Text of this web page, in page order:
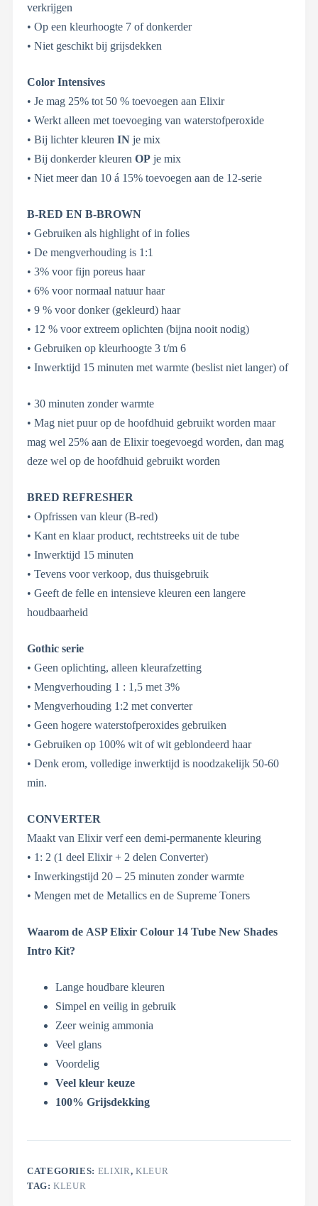
verkrijgen
• Op een kleurhoogte 7 of donkerder
• Niet geschikt bij grijsdekken
Color Intensives
• Je mag 25% tot 50 % toevoegen aan Elixir
• Werkt alleen met toevoeging van waterstofperoxide
• Bij lichter kleuren INje mix
• Bij donkerder kleuren OPje mix
• Niet meer dan 10 á 15% toevoegen aan de 12-serie
B-RED EN B-BROWN
• Gebruiken als highlight of in folies
• De mengverhouding is 1:1
• 3% voor fijn poreus haar
• 6% voor normaal natuur haar
• 9 % voor donker (gekleurd) haar
• 12 % voor extreem oplichten (bijna nooit nodig)
• Gebruiken op kleurhoogte 3 t/m 6
• Inwerktijd 15 minuten met warmte (beslist niet langer) of
• 30 minuten zonder warmte
• Mag niet puur op de hoofdhuid gebruikt worden maar
mag wel 25% aan de Elixir toegevoegd worden, dan mag
deze wel op de hoofdhuid gebruikt worden
BRED REFRESHER
• Opfrissen van kleur (B-red)
• Kant en klaar product, rechtstreeks uit de tube
• Inwerktijd 15 minuten
• Tevens voor verkoop, dus thuisgebruik
• Geeft de felle en intensieve kleuren een langere
houdbaarheid
Gothic serie
• Geen oplichting, alleen kleurafzetting
• Mengverhouding 1 : 1,5 met 3%
• Mengverhouding 1:2 met converter
• Geen hogere waterstofperoxides gebruiken
• Gebruiken op 100% wit of wit geblondeerd haar
• Denk erom, volledige inwerktijd is noodzakelijk 50-60
min.
CONVERTER
Maakt van Elixir verf een demi-permanente kleuring
• 1: 2 (1 deel Elixir + 2 delen Converter)
• Inwerkingstijd 20 – 25 minuten zonder warmte
• Mengen met de Metallics en de Supreme Toners
Waarom de ASP Elixir Colour 14 Tube New Shades
Intro Kit?
Lange houdbare kleuren
Simpel en veilig in gebruik
Zeer weinig ammonia
Veel glans
Voordelig
Veel kleur keuze
100% Grijsdekking
CATEGORIES: ELIXIR, KLEUR
TAG:KLEUR